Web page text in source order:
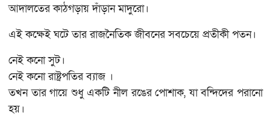
আদালতের কাঠগড়ায় দাঁড়ান মাদুরো।
এই কক্ষেই ঘটে তার রাজনৈতিক জীবনের সবচেয়ে প্রতীকী পতন।
নেই কনো সুট।
নেই কনো রাষ্ট্রপতির ব্যাজ ।
তখন তার গায়ে শুধু একটি নীল রঙের পোশাক, যা বন্দিদের পরানো
হয়।